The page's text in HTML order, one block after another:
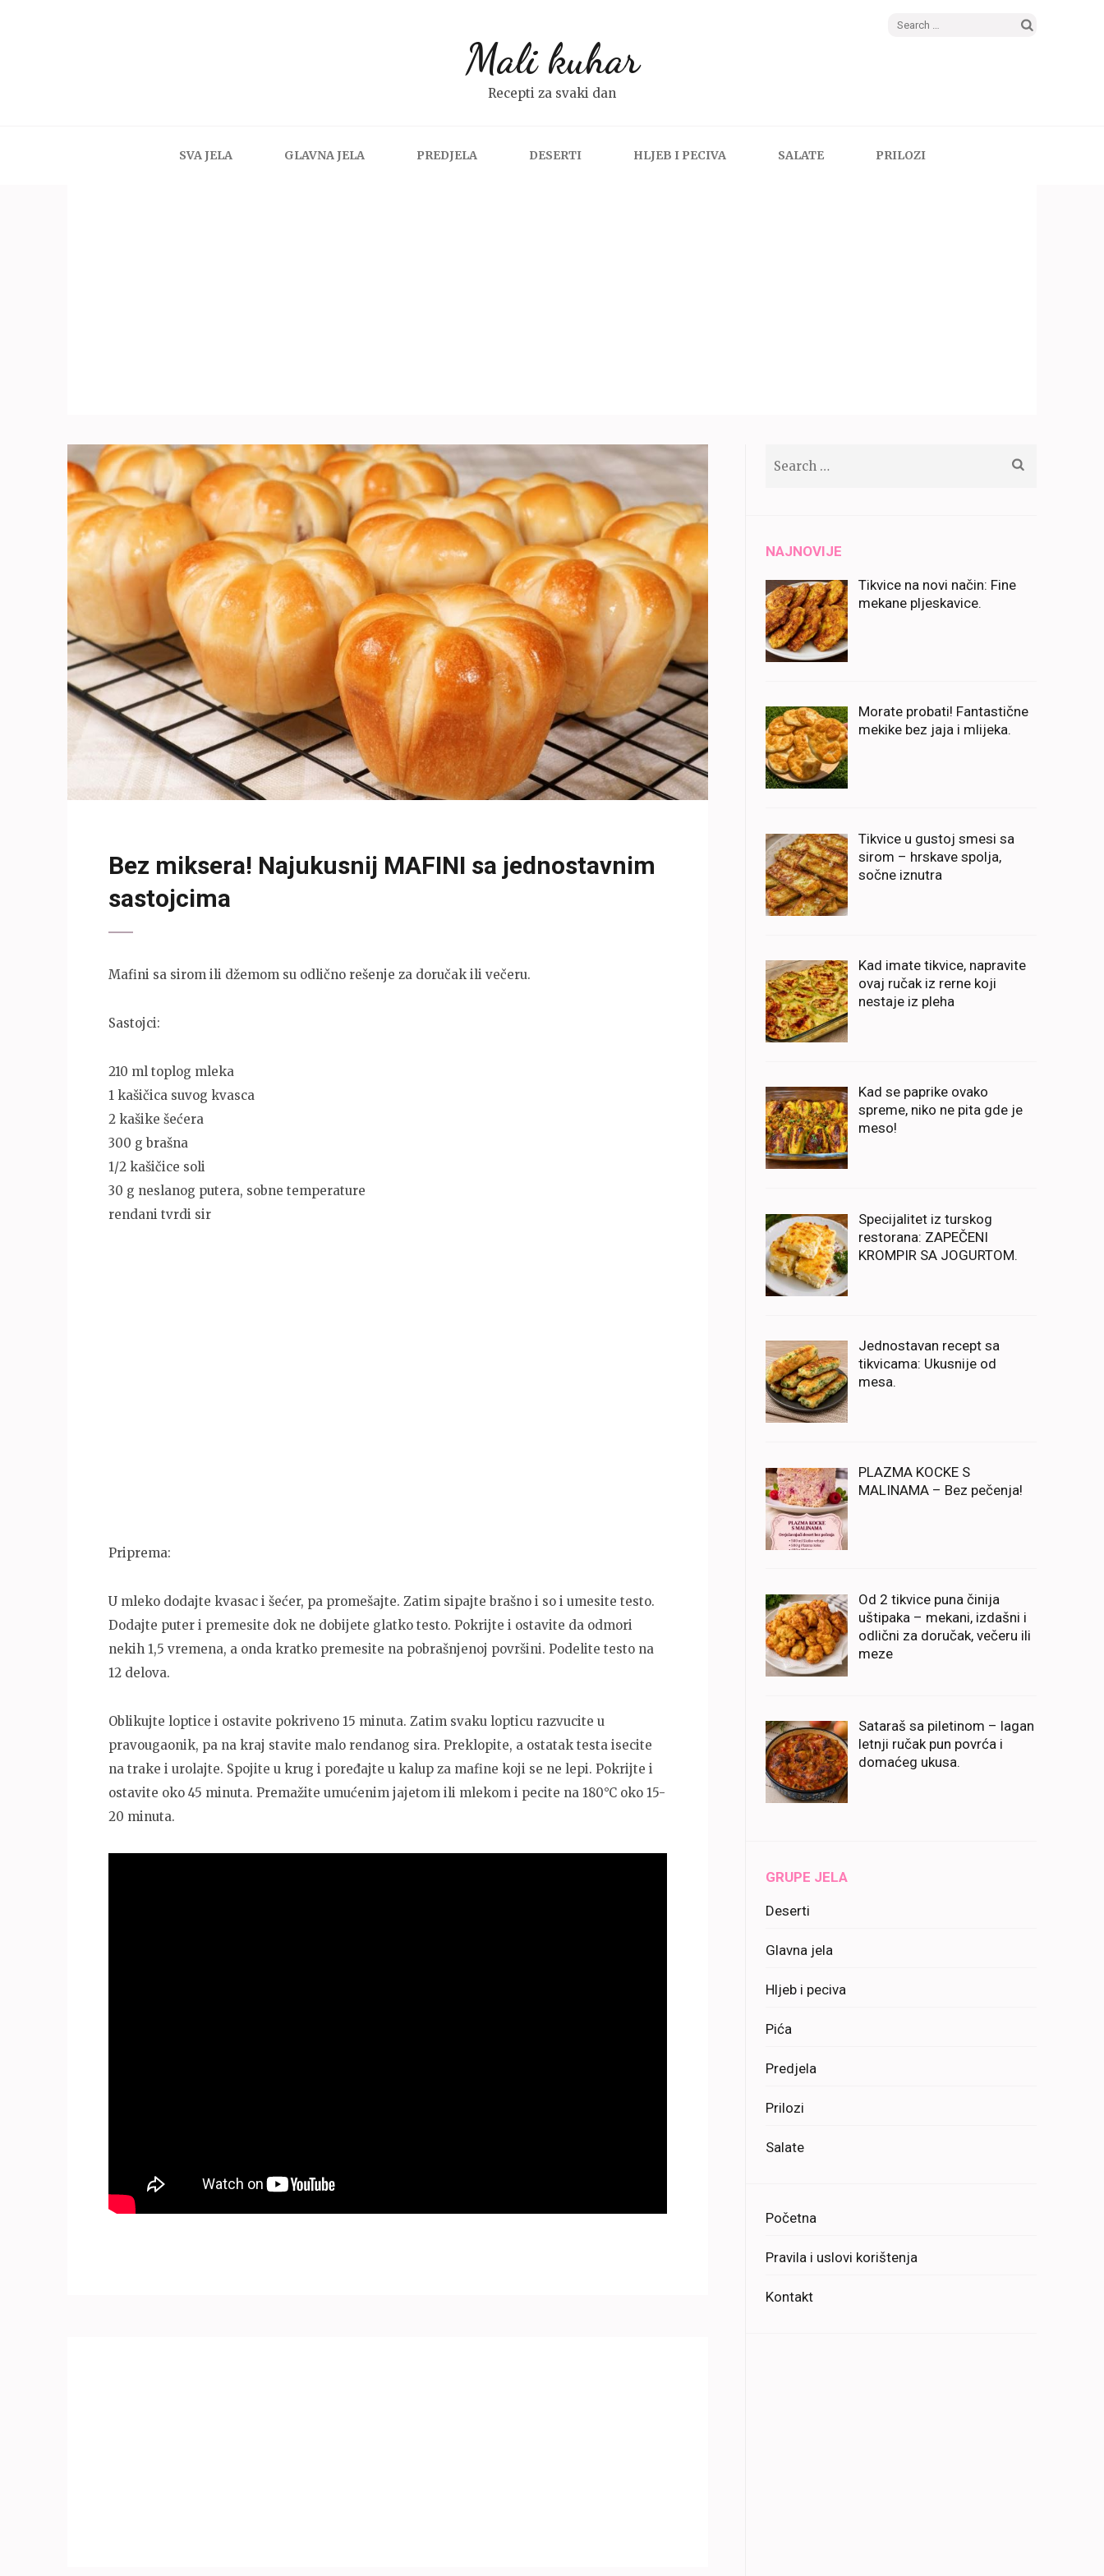
Search
Mali kuhar
Recepti za svaki dan
SVA JELA GLAVNA JELA PREDJELA DESERTI HLJEB I PECIVA SALATE PRILOZI
Bez miksera! Najukusnij MAFINI sa jednostavnim
sastojcima
Mafini sa sirom ili džemom su odlično rešenje za doručak ili večeru.
Sastojci:
210 ml toplog mleka
1 kašičica suvog kvasca
2 kašike šećera
300 g brašna
1/2 kašičice soli
30 g neslanog putera, sobne temperature
rendani tvrdi sir
Priprema:
U mleko dodajte kvasac i šećer, pa promešajte. Zatim sipajte brašno i so i umesite testo.
Dodajte puter i premesite dok ne dobijete glatko testo. Pokrijte i ostavite da odmori
nekih 1,5 vremena, a onda kratko premesite na pobrašnjenoj površini. Podelite testo na
12 delova.
Oblikujte loptice i ostavite pokriveno 15 minuta. Zatim svaku lopticu razvucite u
pravougaonik, pa na kraj stavite malo rendanog sira. Preklopite, a ostatak testa isecite
na trake i urolajte. Spojite u krug i poređajte u kalup za mafine koji se ne lepi. Pokrijte i
ostavite oko 45 minuta. Premažite umućenim jajetom ili mlekom i pecite na 180°C oko 15-
20 minuta.
NAJNOVIJE
Tikvice na novi način: Fine
mekane pljeskavice.
Morate probati! Fantastične
mekike bez jaja i mlijeka.
Tikvice u gustoj smesi sa
sirom – hrskave spolja,
sočne iznutra
Kad imate tikvice, napravite
ovaj ručak iz rerne koji
nestaje iz pleha
Kad se paprike ovako
spreme, niko ne pita gde je
meso!
Specijalitet iz turskog
restorana: ZAPEČENI
KROMPIR SA JOGURTOM.
Jednostavan recept sa
tikvicama: Ukusnije od
mesa.
PLAZMA KOCKE S
MALINAMA – Bez pečenja!
Od 2 tikvice puna činija
uštipaka – mekani, izdašni i
odlični za doručak, večeru ili
meze
Sataraš sa piletinom – lagan
letnji ručak pun povrća i
domaćeg ukusa.
GRUPE JELA
Deserti
Glavna jela
Hljeb i peciva
Pića
Predjela
Prilozi
Salate
Početna
Pravila i uslovi korištenja
Kontakt